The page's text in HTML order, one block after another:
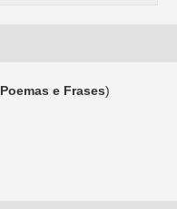
Poemas e Frases)